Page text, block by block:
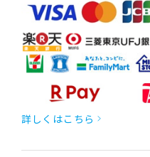
詳しくはこちら